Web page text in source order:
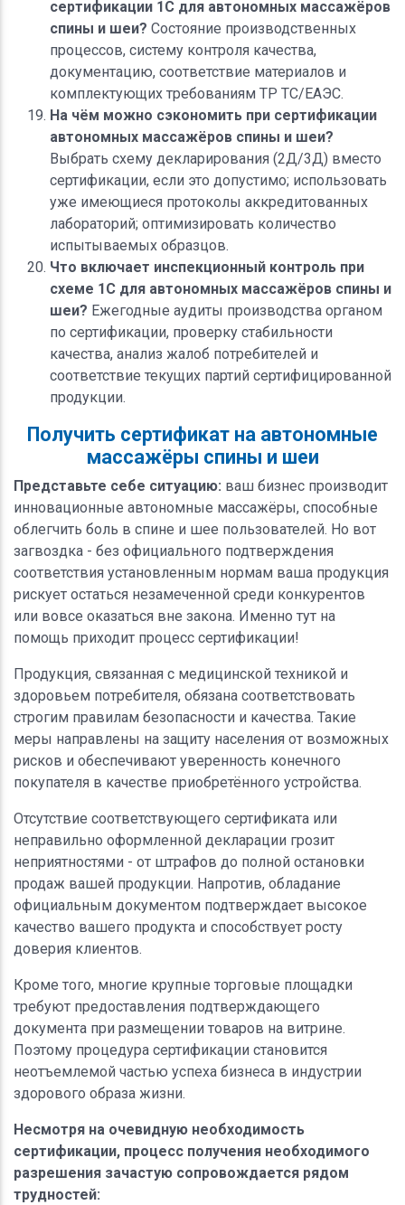
сертификации 1С для автономных массажёров
спины и шеи? Состояние производственных
процессов, систему контроля качества,
документацию, соответствие материалов и
комплектующих требованиям ТР ТС/ЕАЭС.
На чём можно сэкономить при сертификации
автономных массажёров спины и шеи?
Выбрать схему декларирования (2Д/3Д) вместо
сертификации, если это допустимо; использовать
уже имеющиеся протоколы аккредитованных
лабораторий; оптимизировать количество
испытываемых образцов.
Что включает инспекционный контроль при
схеме 1С для автономных массажёров спины и
шеи? Ежегодные аудиты производства органом
по сертификации, проверку стабильности
качества, анализ жалоб потребителей и
соответствие текущих партий сертифицированной
продукции.
Получить сертификат на автономные
массажёры спины и шеи
Представьте себе ситуацию: ваш бизнес производит
инновационные автономные массажёры, способные
облегчить боль в спине и шее пользователей. Но вот
загвоздка - без официального подтверждения
соответствия установленным нормам ваша продукция
рискует остаться незамеченной среди конкурентов
или вовсе оказаться вне закона. Именно тут на
помощь приходит процесс сертификации!
Продукция, связанная с медицинской техникой и
здоровьем потребителя, обязана соответствовать
строгим правилам безопасности и качества. Такие
меры направлены на защиту населения от возможных
рисков и обеспечивают уверенность конечного
покупателя в качестве приобретённого устройства.
Отсутствие соответствующего сертификата или
неправильно оформленной декларации грозит
неприятностями - от штрафов до полной остановки
продаж вашей продукции. Напротив, обладание
официальным документом подтверждает высокое
качество вашего продукта и способствует росту
доверия клиентов.
Кроме того, многие крупные торговые площадки
требуют предоставления подтверждающего
документа при размещении товаров на витрине.
Поэтому процедура сертификации становится
неотъемлемой частью успеха бизнеса в индустрии
здорового образа жизни.
Несмотря на очевидную необходимость
сертификации, процесс получения необходимого
разрешения зачастую сопровождается рядом
трудностей: